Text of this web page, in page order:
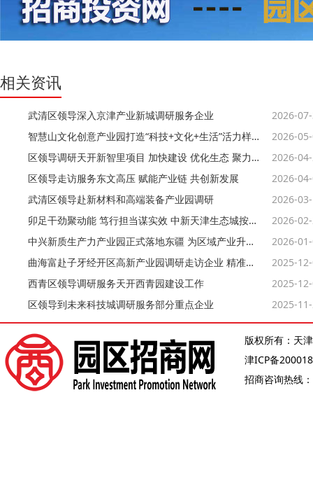
相关资讯
武清区领导深入京津产业新城调研服务企业
2026-
智慧山文化创意产业园打造“科技+文化+生活”活力样本
2026-
区领导调研天开新智里项目 加快建设 优化生态 聚力打造科创承接平台
2026-
区领导走访服务东文高压 赋能产业链 共创新发展
2026-
武清区领导赴新材料和高端装备产业园调研
2026-
卯足干劲聚动能 笃行担当谋实效 中新天津生态城按下高质量发展“加速键”
2026-
中兴新质生产力产业园正式落地东疆 为区域产业升级注入强劲动能
2026-
曲海富赴子牙经开区高新产业园调研走访企业 精准服务问需施策
2025-
西青区领导调研服务天开西青园建设工作
2025-
区领导到未来科技城调研服务部分重点企业
2025-
版权所有：天
津ICP备
招商咨询热线：